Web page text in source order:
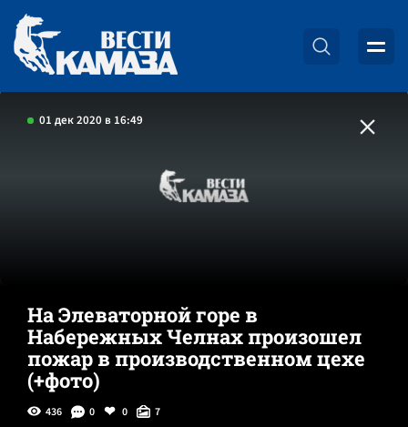
01 дек 2020 в 16:49
На Элеваторной горе в
Набережных Челнах произошел
пожар в производственном цехе
(+фото)
436 0 0 7